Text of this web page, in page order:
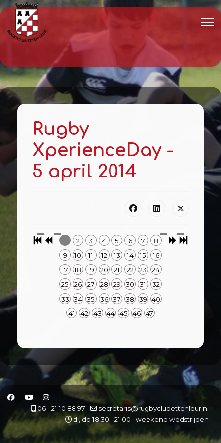
Rugby
XperienceDay -
5 april 2014
1 2 3 4 5 6 7
8
9
10 11 12 13 14 15
16
17
18 19 20 21 22 23
24
25
26 27 28 29 30 31
32
33
34 35 36 37 38 39
40
41
42 43 44 45 46 47
06 - 21 10 88 97
secretaris@rugbyclubettenleur.nl
di, do 18:30 - 21:00 | weekend wedstrijden